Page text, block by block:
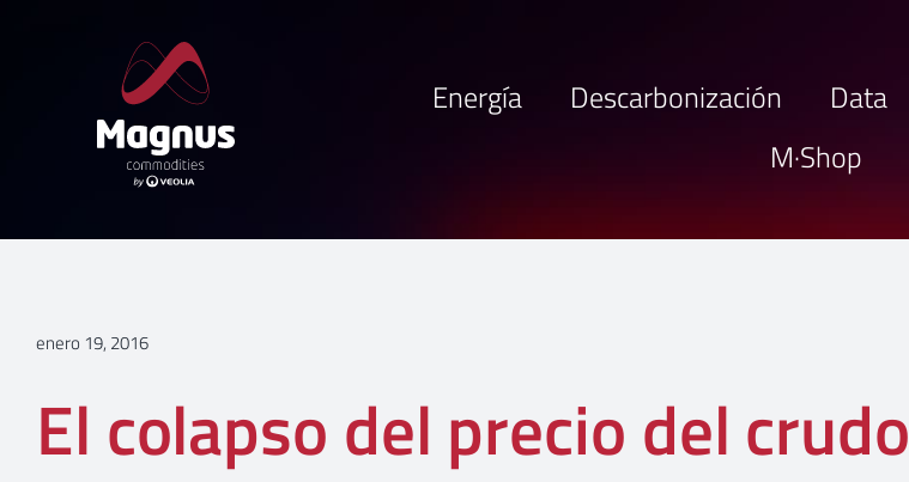
Energía Descarbonización Data
M·Shop
enero 19, 2016
El colapso del precio del crudo